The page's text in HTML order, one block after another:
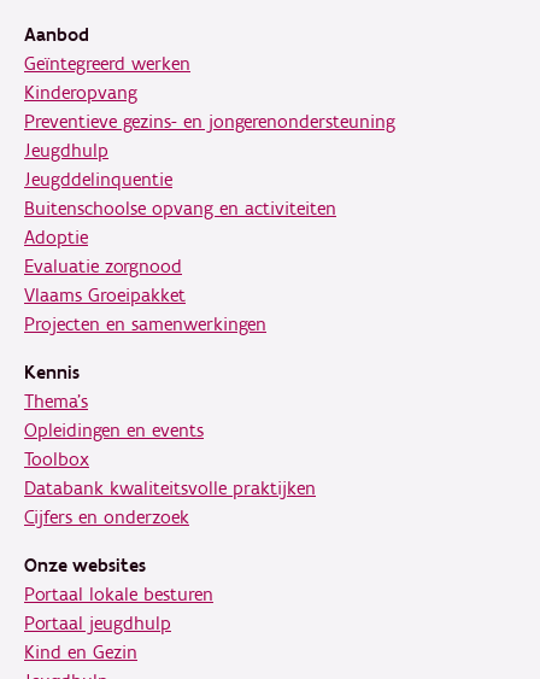
Aanbod
Geïntegreerd werken
Kinderopvang
Preventieve gezins- en jongerenondersteuning
Jeugdhulp
Jeugddelinquentie
Buitenschoolse opvang en activiteiten
Adoptie
Evaluatie zorgnood
Vlaams Groeipakket
Projecten en samenwerkingen
Kennis
Thema's
Opleidingen en events
Toolbox
Databank kwaliteitsvolle praktijken
Cijfers en onderzoek
Onze websites
Portaal lokale besturen
Portaal jeugdhulp
Kind en Gezin